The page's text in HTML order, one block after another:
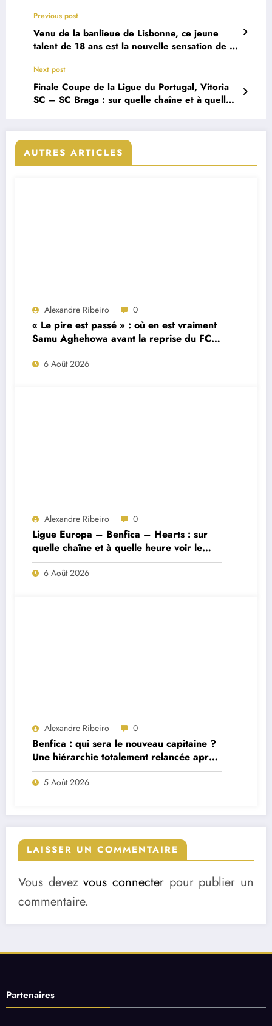
Previous post
Venu de la banlieue de Lisbonne, ce jeune
talent de 18 ans est la nouvelle sensation de la
Next post
Finale Coupe de la Ligue du Portugal, Vitoria
SC – SC Braga : sur quelle chaîne et à quelle
AUTRES ARTICLES
Alexandre Ribeiro 0
« Le pire est passé » : où en est vraiment
Samu Aghehowa avant la reprise du FC
Porto ?
6 Août 2026
Alexandre Ribeiro 0
Ligue Europa – Benfica – Hearts : sur
quelle chaîne et à quelle heure voir le
match ?
6 Août 2026
Alexandre Ribeiro 0
Benfica : qui sera le nouveau capitaine ?
Une hiérarchie totalement relancée après
deux départs majeurs
5 Août 2026
LAISSER UN COMMENTAIRE
Vous devezvous connecter pour publier un
commentaire.
Partenaires